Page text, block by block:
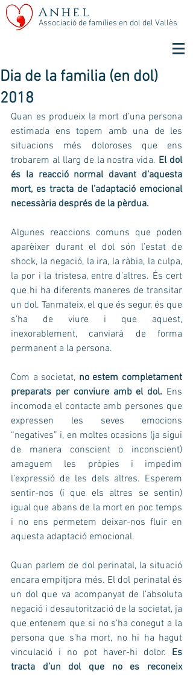
Anhel
Associació de famílies en dol del Vallès
Dia de la familia (en dol)
2018
Quan es produeix la mort d’una persona
estimada ens topem amb una de les
situacions més doloroses que ens
trobarem al llarg de la nostra vida. El dol
és la reacció normal davant d’aquesta
mort, es tracta de l’adaptació emocional
necessària després de la pèrdua.
Algunes reaccions comuns que poden
aparèixer durant el dol són l’estat de
shock, la negació, la ira, la ràbia, la culpa,
la por i la tristesa, entre d’altres. És cert
que hi ha diferents maneres de transitar
un dol. Tanmateix, el que és segur, és que
s’ha de viure i que aquest,
inexorablement, canviarà de forma
permanent a la persona.
Com a societat, no estem completament
preparats per conviure amb el dol. Ens
incomoda el contacte amb persones que
expressen les seves emocions
“negatives” i, en moltes ocasions (ja sigui
de manera conscient o inconscient)
amaguem les pròpies i impedim
l’expressió de les dels altres. Esperem
sentir-nos (i que els altres se sentin)
igual que abans de la mort en poc temps
i no ens permetem deixar-nos fluir en
aquesta adaptació emocional.
Quan parlem de dol perinatal, la situació
encara empitjora més. El dol perinatal és
un dol que va acompanyat de l’absoluta
negació i desautorització de la societat, ja
que entenem que si no s’ha conegut a la
persona que s’ha mort, no hi ha hagut
vinculació i no pot haver-hi dolor. Es
tracta d’un dol que no es reconeix